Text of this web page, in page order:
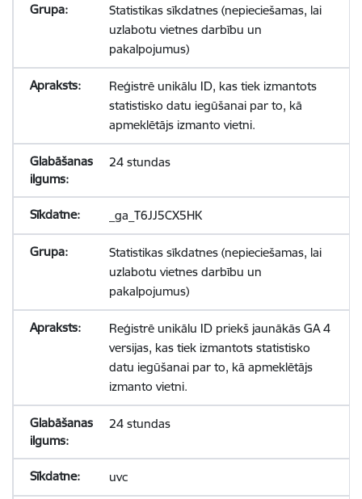
Statistikas sīkdatnes (nepieciešamas, lai
uzlabotu vietnes darbību un
pakalpojumus)
Reģistrē unikālu ID, kas tiek izmantots
statistisko datu iegūšanai par to, kā
apmeklētājs izmanto vietni.
24 stundas
_ga_T6JJ5CX5HK
Statistikas sīkdatnes (nepieciešamas, lai
uzlabotu vietnes darbību un
pakalpojumus)
Reģistrē unikālu ID priekš jaunākās GA 4
versijas, kas tiek izmantots statistisko
datu iegūšanai par to, kā apmeklētājs
izmanto vietni.
24 stundas
uvc